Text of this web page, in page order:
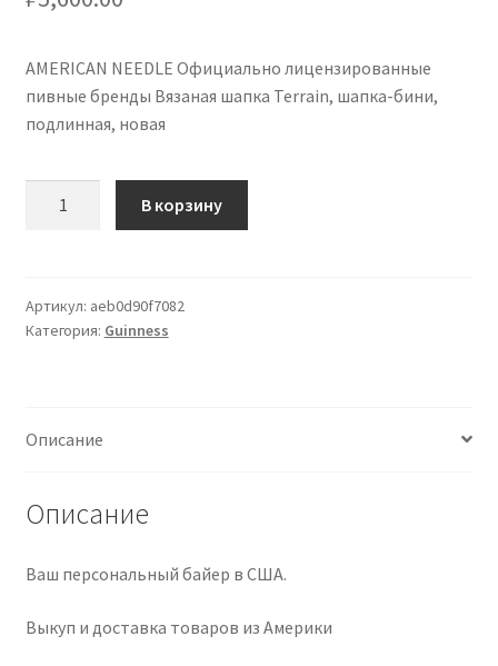
AMERICAN NEEDLE Официально лицензированные
пивные бренды Вязаная шапка Terrain, шапка-бини,
подлинная, новая
Officially
Licensed
Knit
Cap,
New
В корзину
Артикул: aeb0d90f7082
Категория: Guinness
Описание
Описание
Ваш персональный байер в США.
Выкуп и доставка товаров из Америки